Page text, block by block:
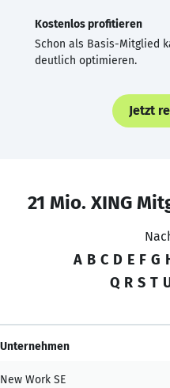
Kostenlos profitieren
Schon als Basis-Mitglied
deutlich optimieren.
Jetzt
21 Mio. XING
A B C D E F G
Q R S T
Unternehmen
New Work SE